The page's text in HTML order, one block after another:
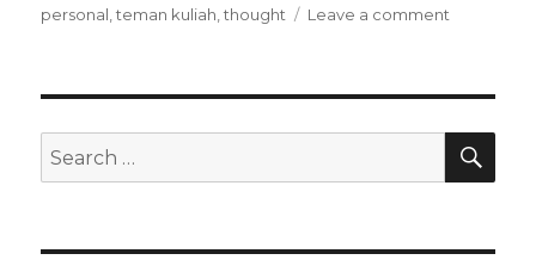
personal ,teman kuliah ,thought Leave a comment
Lebih
Hijau
Search
for: